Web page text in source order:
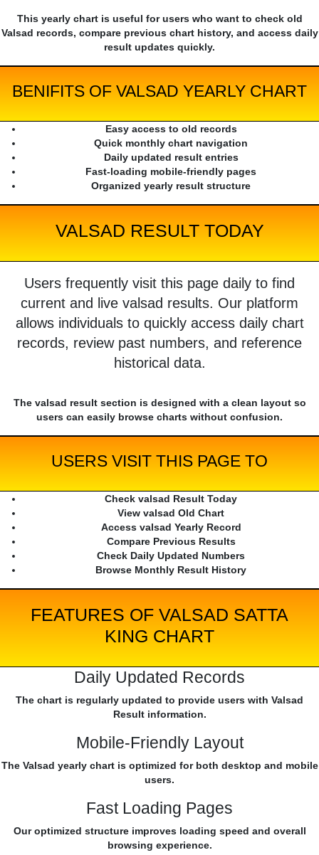
This yearly chart is useful for users who want to check old
Valsad records, compare previous chart history, and access daily
result updates quickly.
BENIFITS OF VALSAD YEARLY CHART
Easy access to old records
Quick monthly chart navigation
Daily updated result entries
Fast-loading mobile-friendly pages
Organized yearly result structure
VALSAD RESULT TODAY
Users frequently visit this page daily to find
current and live valsad results. Our platform
allows individuals to quickly access daily chart
records, review past numbers, and reference
historical data.
The valsad result section is designed with a clean layout so
users can easily browse charts without confusion.
USERS VISIT THIS PAGE TO
Check valsad Result Today
View valsad Old Chart
Access valsad Yearly Record
Compare Previous Results
Check Daily Updated Numbers
Browse Monthly Result History
FEATURES OF VALSAD SATTA
KING CHART
Daily Updated Records
The chart is regularly updated to provide users with Valsad
Result information.
Mobile-Friendly Layout
The Valsad yearly chart is optimized for both desktop and mobile
users.
Fast Loading Pages
Our optimized structure improves loading speed and overall
browsing experience.